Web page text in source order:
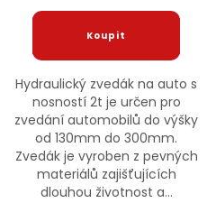
Hydraulický zvedák na auto s
nosností 2t je určen pro
zvedání automobilů do výšky
od 130mm do 300mm.
Zvedák je vyroben z pevných
materiálů zajišťujících
dlouhou životnost a...